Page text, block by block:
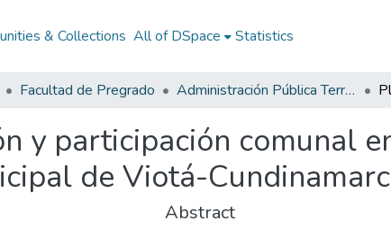
& Collections All of DSpace Statistics
Facultad de Pregrado Administración Pública Territorial (APT)
y participación comunal
de Viotá-
Abstract